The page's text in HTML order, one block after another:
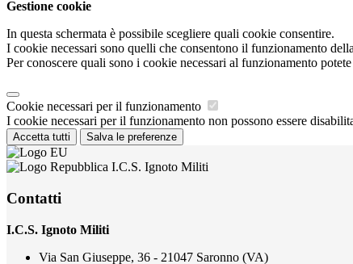
Gestione cookie
In questa schermata è possibile scegliere quali cookie consentire.
I cookie necessari sono quelli che consentono il funzionamento
Per conoscere quali sono i cookie necessari al funzionamento
Cookie necessari per il funzionamento
I cookie necessari per il funzionamento non possono essere
Accetta tutti Salva le preferenze
I.C.S. Ignoto Militi
Contatti
I.C.S. Ignoto Militi
Via San Giuseppe, 36 - 21047 Saronno (VA)